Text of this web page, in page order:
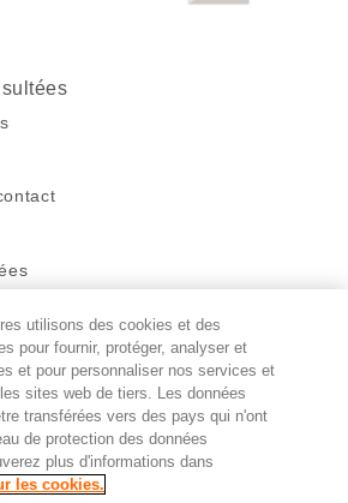
migros
www.youtube.com/user/
Instagram
utilisons des cookies et des
pour fournir, protéger, analyser et
et pour personnaliser nos services et
sites web de tiers. Les données
transférées vers des pays qui n'ont
de protection des données
plus d'informations dans
les cookies.